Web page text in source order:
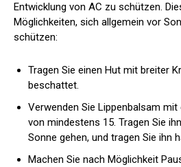
Entwicklung von AC zu schützen.
Möglichkeiten, sich allgemein vor
schützen:
Tragen Sie einen Hut mit breiter
beschattet.
Verwenden Sie Lippenbalsam
von mindestens 15. Tragen Sie
Sonne gehen, und tragen Sie ihn
Machen Sie nach Möglichkeit